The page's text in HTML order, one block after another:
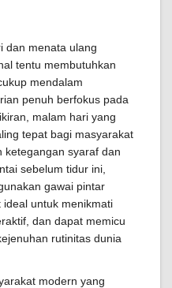
dan menata ulang
tentu membutuhkan
mendalam
penuh berfokus pada
malam hari yang
tepat bagi masyarakat
ketegangan syaraf dan
sebelum tidur ini,
gawai pintar
untuk menikmati
dan dapat memicu
rutinitas dunia
modern yang